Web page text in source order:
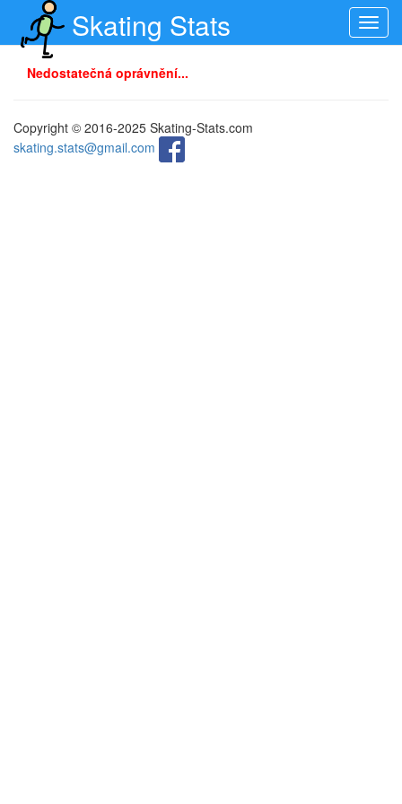
Skating Stats
Nedostatečná oprávnění...
Copyright © 2016-2025 Skating-Stats.com
skating.stats@gmail.com